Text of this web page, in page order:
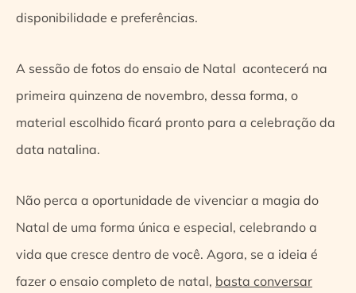
disponibilidade e preferências.
A sessão de fotos do ensaio de Natal acontecerá na
primeira quinzena de novembro, dessa forma, o
material escolhido ficará pronto para a celebração da
data natalina.
Não perca a oportunidade de vivenciar a magia do
Natal de uma forma única e especial, celebrando a
vida que cresce dentro de você. Agora, se a ideia é
fazer o ensaio completo de natal, basta conversar